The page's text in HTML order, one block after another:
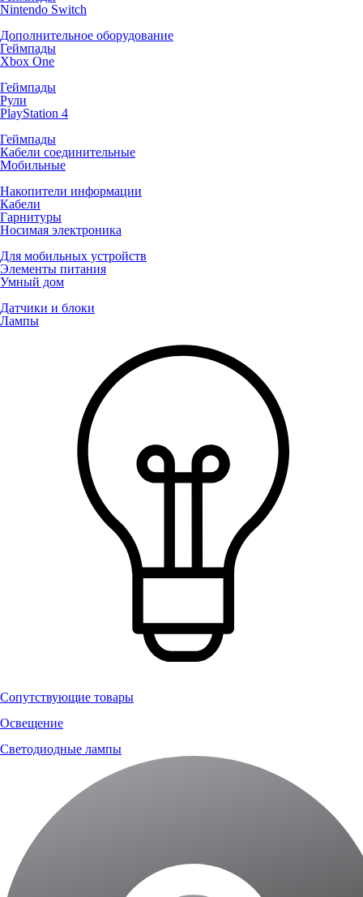
Nintendo Switch
Дополнительное оборудование
Геймпады
Xbox One
Геймпады
Рули
PlayStation 4
Геймпады
Кабели соединительные
Мобильные
Накопители информации
Кабели
Гарнитуры
Носимая электроника
Для мобильных устройств
Элементы питания
Умный дом
Датчики и блоки
Лампы
Сопутствующие товары
Освещение
Светодиодные лампы